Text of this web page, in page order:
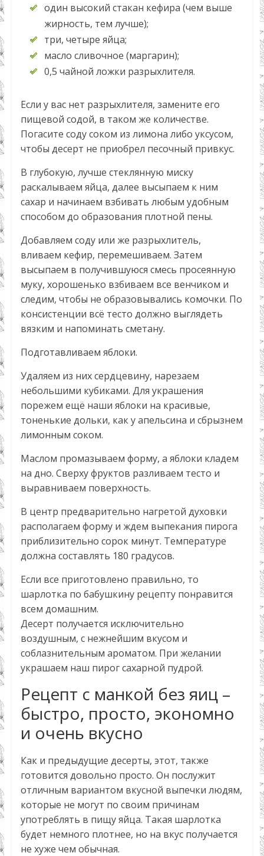
один высокий стакан кефира (чем выше
жирность, тем лучше);
три, четыре яйца;
масло сливочное (маргарин);
0,5 чайной ложки разрыхлителя.
Если у вас нет разрыхлителя, замените его
пищевой содой, в таком же количестве.
Погасите соду соком из лимона либо уксусом,
чтобы десерт не приобрел песочный привкус.
В глубокую, лучше стеклянную миску
раскалываем яйца, далее высыпаем к ним
сахар и начинаем взбивать любым удобным
способом до образования плотной пены.
Добавляем соду или же разрыхлитель,
вливаем кефир, перемешиваем. Затем
высыпаем в получившуюся смесь просеянную
муку, хорошенько взбиваем все венчиком и
следим, чтобы не образовывались комочки. По
консистенции всё тесто должно выглядеть
вязким и напоминать сметану.
Подготавливаем яблоки.
Удаляем из них сердцевину, нарезаем
небольшими кубиками. Для украшения
порежем ещё наши яблоки на красивые,
тоненькие дольки, как у апельсина и сбрызнем
лимонным соком.
Маслом промазываем форму, а яблоки кладем
на дно. Сверху фруктов разливаем тесто и
выравниваем поверхность.
В центр предварительно нагретой духовки
располагаем форму и ждем выпекания пирога
приблизительно сорок минут. Температуре
должна составлять 180 градусов.
Если все приготовлено правильно, то
шарлотка по бабушкину рецепту понравится
всем домашним.
Десерт получается исключительно
воздушным, с нежнейшим вкусом и
соблазнительным ароматом. При желании
украшаем наш пирог сахарной пудрой.
Рецепт с манкой без яиц –
быстро, просто, экономно
и очень вкусно
Как и предыдущие десерты, этот, также
готовится довольно просто. Он послужит
отличным вариантом вкусной выпечки людям,
которые не могут по своим причинам
употреблять в пищу яйца. Такая шарлотка
будет немного плотнее, но на вкус получается
не хуже чем обычная.